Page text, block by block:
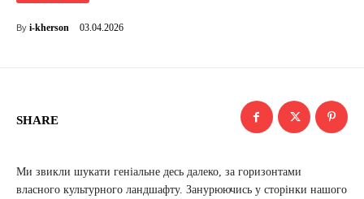
By i-kherson 03.04.2026
SHARE
Ми звикли шукати геніальне десь далеко, за горизонтами
власного культурного ландшафту. Занурюючись у сторінки нашого